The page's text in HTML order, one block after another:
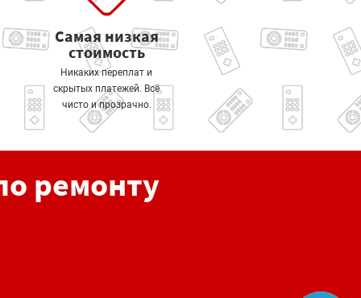
Самая низкая
стоимость
Никаких переплат и
скрытых платежей. Всё
чисто и прозрачно.
ремонту